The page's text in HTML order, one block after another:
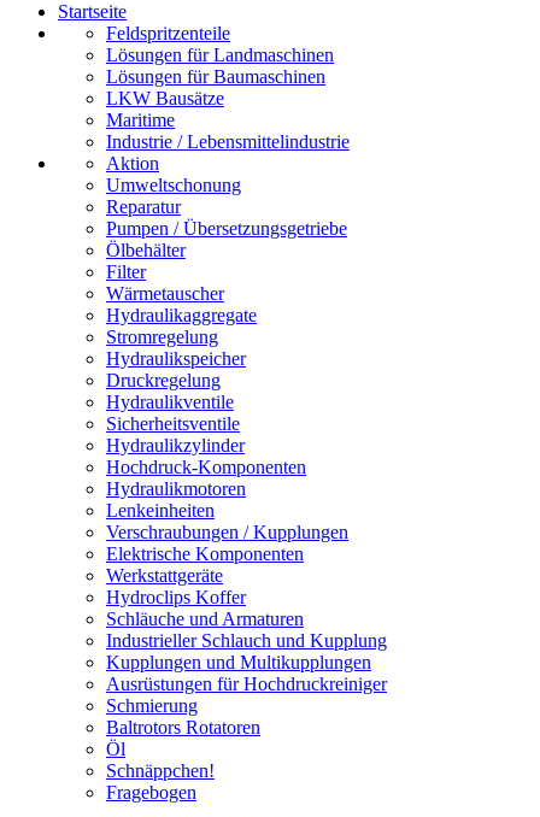
Startseite
Feldspritzenteile
Lösungen für Landmaschinen
Lösungen für Baumaschinen
LKW Bausätze
Maritime
Industrie / Lebensmittelindustrie
Aktion
Umweltschonung
Reparatur
Pumpen / Übersetzungsgetriebe
Ölbehälter
Filter
Wärmetauscher
Hydraulikaggregate
Stromregelung
Hydraulikspeicher
Druckregelung
Hydraulikventile
Sicherheitsventile
Hydraulikzylinder
Hochdruck-Komponenten
Hydraulikmotoren
Lenkeinheiten
Verschraubungen / Kupplungen
Elektrische Komponenten
Werkstattgeräte
Hydroclips Koffer
Schläuche und Armaturen
Industrieller Schlauch und Kupplung
Kupplungen und Multikupplungen
Ausrüstungen für Hochdruckreiniger
Schmierung
Baltrotors Rotatoren
Öl
Schnäppchen!
Fragebogen